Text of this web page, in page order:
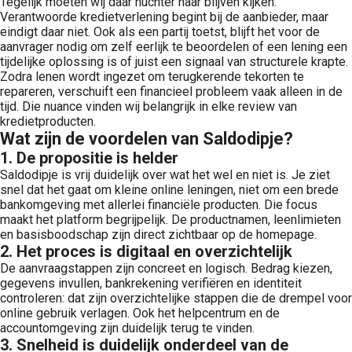
Verantwoorde kredietverlening begint bij de aanbieder, maar
eindigt daar niet. Ook als een partij toetst, blijft het voor de
aanvrager nodig om zelf eerlijk te beoordelen of een lening een
tijdelijke oplossing is of juist een signaal van structurele krapte.
Zodra lenen wordt ingezet om terugkerende tekorten te
repareren, verschuift een financieel probleem vaak alleen in de
tijd. Die nuance vinden wij belangrijk in elke review van
kredietproducten.
Wat zijn de voordelen van Saldodipje?
1. De propositie is helder
Saldodipje is vrij duidelijk over wat het wel en niet is. Je ziet
snel dat het gaat om kleine online leningen, niet om een brede
bankomgeving met allerlei financiële producten. Die focus
maakt het platform begrijpelijk. De productnamen, leenlimieten
en basisboodschap zijn direct zichtbaar op de homepage.
2. Het proces is digitaal en overzichtelijk
De aanvraagstappen zijn concreet en logisch. Bedrag kiezen,
gegevens invullen, bankrekening verifiëren en identiteit
controleren: dat zijn overzichtelijke stappen die de drempel voor
online gebruik verlagen. Ook het helpcentrum en de
accountomgeving zijn duidelijk terug te vinden.
3. Snelheid is duidelijk onderdeel van de